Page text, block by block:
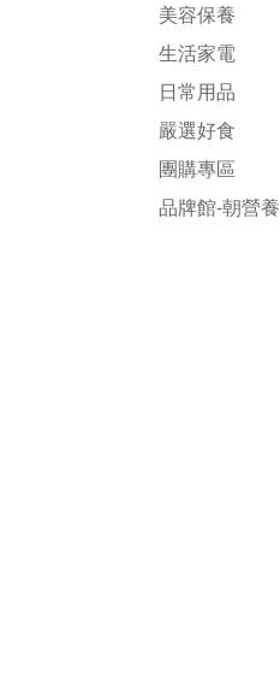
美容保養
生活家電
日常用品
嚴選好食
團購專區
品牌館-朝營養